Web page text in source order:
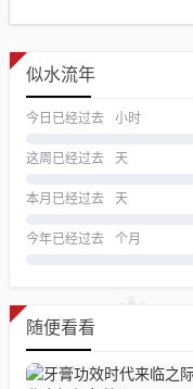
似水流年
今日已经过去 小时
这周已经过去 天
本月已经过去 天
今年已经过去 个月
随便看看